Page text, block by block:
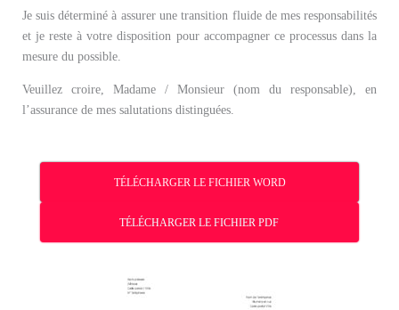
Je suis déterminé à assurer une transition fluide de mes responsabilités
et je reste à votre disposition pour accompagner ce processus dans la
mesure du possible.
Veuillez croire, Madame / Monsieur (nom du responsable), en
l’assurance de mes salutations distinguées.
TÉLÉCHARGER LE FICHIER WORD
TÉLÉCHARGER LE FICHIER PDF